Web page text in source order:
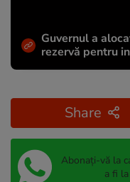
Guvernul a
rezervă pentru
Share
Abonați-vă la
a fi